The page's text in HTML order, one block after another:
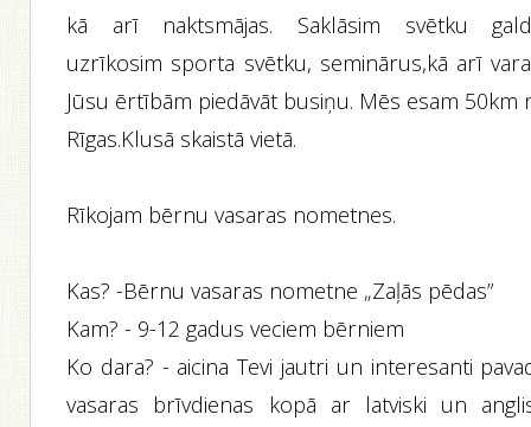
kā arī naktsmājas. Saklāsim svētku
uzrīkosim sporta svētku, seminārus,kā arī
Jūsu ērtībām piedāvāt busiņu. Mēs esam 50km
Rīgas.Klusā skaistā vietā.
Rīkojam bērnu vasaras nometnes.
Kas? -Bērnu vasaras nometne „Zaļās pēdas”
Kam? - 9-12 gadus veciem bērniem
Ko dara? - aicina Tevi jautri un interesanti
vasaras brīvdienas kopā ar latviski un